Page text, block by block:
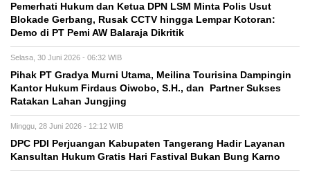
Pemerhati Hukum dan Ketua DPN LSM Minta Polis Usut
Blokade Gerbang, Rusak CCTV hingga Lempar Kotoran:
Demo di PT Pemi AW Balaraja Dikritik
Selasa, 30 Juni 2026 - 06:32 WIB
Pihak PT Gradya Murni Utama, Meilina Tourisina Dampingin
Kantor Hukum Firdaus Oiwobo, S.H., dan Partner Sukses
Ratakan Lahan Jungjing
Minggu, 28 Juni 2026 - 12:12 WIB
DPC PDI Perjuangan Kabupaten Tangerang Hadir Layanan
Kansultan Hukum Gratis Hari Fastival Bukan Bung Karno